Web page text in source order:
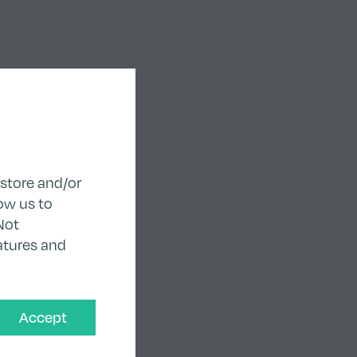
and/or
us to
and
Accept